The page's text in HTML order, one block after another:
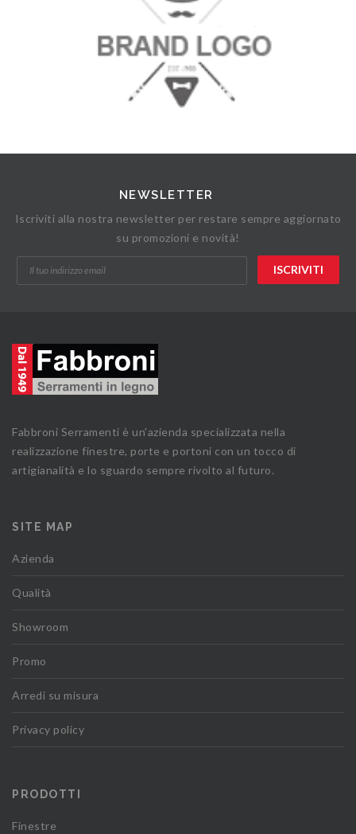
NEWSLETTER
Iscriviti alla nostra newsletter per restare sempre aggiornato
su promozioni e novità!
Fabbroni Serramenti è un'azienda specializzata nella
realizzazione finestre, porte e portoni con un tocco di
artigianalità e lo sguardo sempre rivolto al futuro.
SITE MAP
Azienda
Qualità
Showroom
Promo
Arredi su misura
Privacy policy
PRODOTTI
Finestre